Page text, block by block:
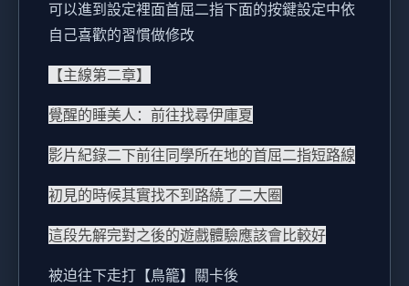
可以進到設定裡面首屈二指下面的按鍵設定中依
自己喜歡的習慣做修改
【主線第二章】
覺醒的睡美人：前往找尋伊庫夏
影片紀錄二下前往同學所在地的首屈二指短路線
初見的時候其實找不到路繞了二大圈
這段先解完對之後的遊戲體驗應該會比較好
被迫往下走打【鳥籠】關卡後